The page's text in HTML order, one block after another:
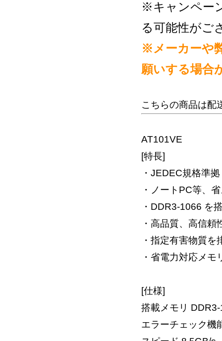
※キャンペー
る可能性がご
※メーカーや
願いする場合
こちらの商品は配
AT101VE
[特長]
・JEDEC規格準拠
・ノートPC等、
・DDR3-1066 を
・高品質、高信頼
・指定有害物質
・省電力対応メ
[仕様]
搭載メモリ
エラーチェック機